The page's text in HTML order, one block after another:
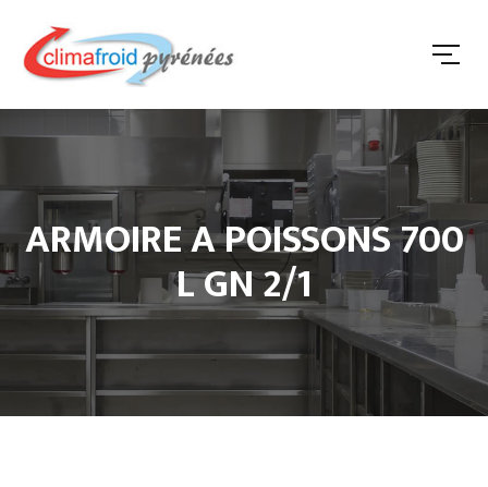
ARMOIRE A POISSONS 700
L GN 2/1